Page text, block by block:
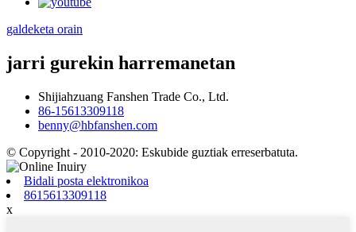
galdeketa orain
jarri gurekin harremanetan
Shijiahzuang Fanshen Trade Co., Ltd.
86-15613309118
benny@hbfanshen.com
© Copyright - 2010-2020: Eskubide guztiak erreserbatuta.
Bidali posta elektronikoa
8615613309118
x